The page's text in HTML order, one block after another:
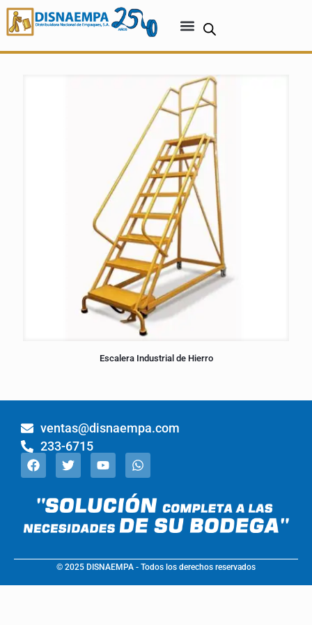
Escalera Industrial de Hierro
ventas@disnaempa.com
233-6715
© 2025 DISNAEMPA - Todos los derechos reservados